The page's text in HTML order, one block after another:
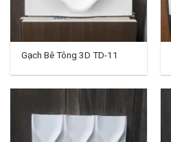
Gạch Bê Tông 3D TD-11